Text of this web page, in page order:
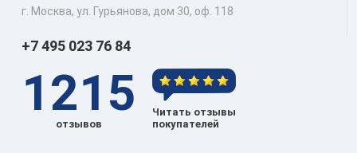
г. Москва, ул. Гурьянова, дом 30, оф. 118
+7 495 023 76 84
1215
отзывов
Читать отзывы
покупателей